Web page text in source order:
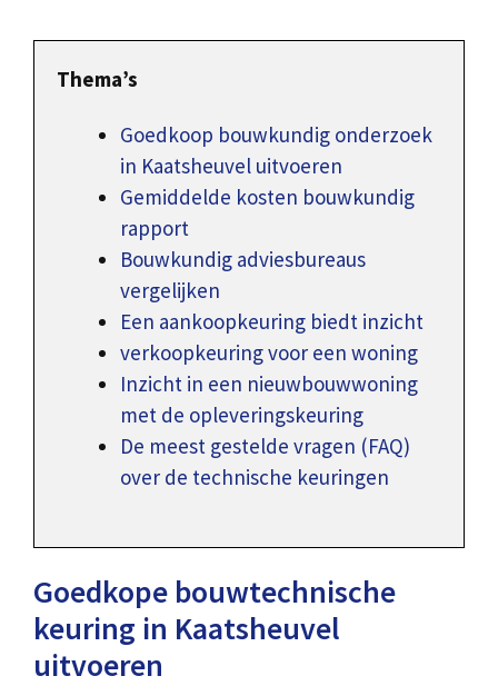
Thema’s
Goedkoop bouwkundig onderzoek
in Kaatsheuvel uitvoeren
Gemiddelde kosten bouwkundig
rapport
Bouwkundig adviesbureaus
vergelijken
Een aankoopkeuring biedt inzicht
verkoopkeuring voor een woning
Inzicht in een nieuwbouwwoning
met de opleveringskeuring
De meest gestelde vragen (FAQ)
over de technische keuringen
Goedkope bouwtechnische
keuring in Kaatsheuvel
uitvoeren